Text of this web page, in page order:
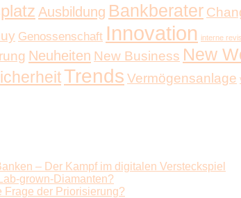
Ausbildung Bankberater
Genossenschaft Innovation interne
Neuheiten New Business New
Trends Vermögensanlage
– Der Kampf im digitalen Versteckspiel
grown-Diamanten?
Frage der Priorisierung?